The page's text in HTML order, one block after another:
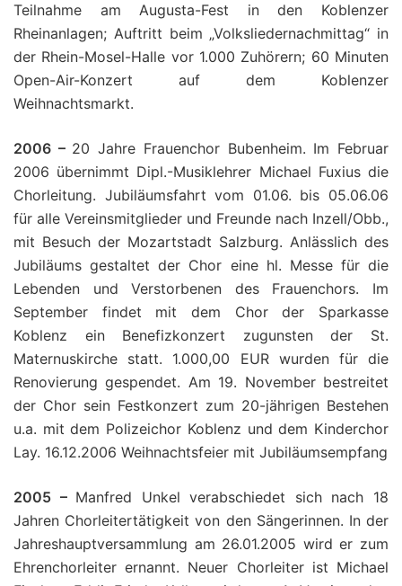
Teilnahme am Augusta-Fest in den Koblenzer
Rheinanlagen; Auftritt beim „Volksliedernachmittag“ in
der Rhein-Mosel-Halle vor 1.000 Zuhörern; 60 Minuten
Open-Air-Konzert auf dem Koblenzer
Weihnachtsmarkt.
2006 – 20 Jahre Frauenchor Bubenheim. Im Februar
2006 übernimmt Dipl.-Musiklehrer Michael Fuxius die
Chorleitung. Jubiläumsfahrt vom 01.06. bis 05.06.06
für alle Vereinsmitglieder und Freunde nach Inzell/Obb.,
mit Besuch der Mozartstadt Salzburg. Anlässlich des
Jubiläums gestaltet der Chor eine hl. Messe für die
Lebenden und Verstorbenen des Frauenchors. Im
September findet mit dem Chor der Sparkasse
Koblenz ein Benefizkonzert zugunsten der St.
Maternuskirche statt. 1.000,00 EUR wurden für die
Renovierung gespendet. Am 19. November bestreitet
der Chor sein Festkonzert zum 20-jährigen Bestehen
u.a. mit dem Polizeichor Koblenz und dem Kinderchor
Lay. 16.12.2006 Weihnachtsfeier mit Jubiläumsempfang
2005 – Manfred Unkel verabschiedet sich nach 18
Jahren Chorleitertätigkeit von den Sängerinnen. In der
Jahreshauptversammlung am 26.01.2005 wird er zum
Ehrenchorleiter ernannt. Neuer Chorleiter ist Michael